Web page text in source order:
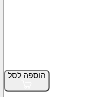
הוספה לסל